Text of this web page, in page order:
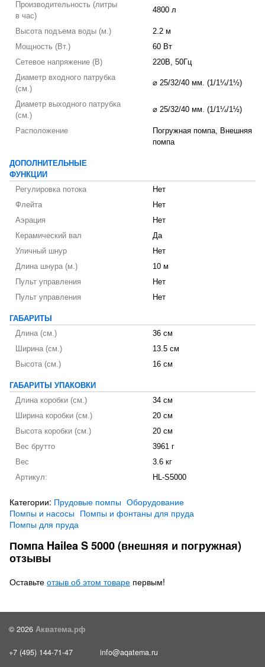
Производительность (литры
в час)
4800 л
Высота подъема воды (м.)
2.2 м
Мощность (Вт.)
60 Вт
Сетевое напряжение (В)
220В, 50Гц
Диаметр входного патрубка
(см.)
⌀ 25/32/40 мм. (1/1¼/1½)
Диаметр выходного патрубка
(см.)
⌀ 25/32/40 мм. (1/1¼/1½)
Расположение
Погружная помпа, Внешняя
помпа
ДОПОЛНИТЕЛЬНЫЕ
ФУНКЦИИ
Регулировка потока
Нет
Флейта
Нет
Аэрация
Нет
Керамический вал
Да
Уличный шнур
Нет
Длина шнура (м.)
10 м
Пульт управления
Нет
Пульт управления
Нет
ГАБАРИТЫ
Длина (см.)
36 см
Ширина (см.)
13.5 см
Высота (см.)
16 см
ГАБАРИТЫ УПАКОВКИ
Длина коробки (см.)
34 см
Ширина коробки (см.)
20 см
Высота коробки (см.)
20 см
Вес брутто
3961 г
Вес
3.6 кг
Артикул:
HL-S5000
Категории: Прудовые помпы Оборудование
Помпы и насосы Помпы и фонтаны для пруда
Помпы для пруда
Помпа Hailea S 5000 (внешняя и погружная)
отзывы
Оставьте отзыв об этом товаре первым!
© 2026 Акватема.рф
+7 (495) 144-71-47 info@aqatema.ru